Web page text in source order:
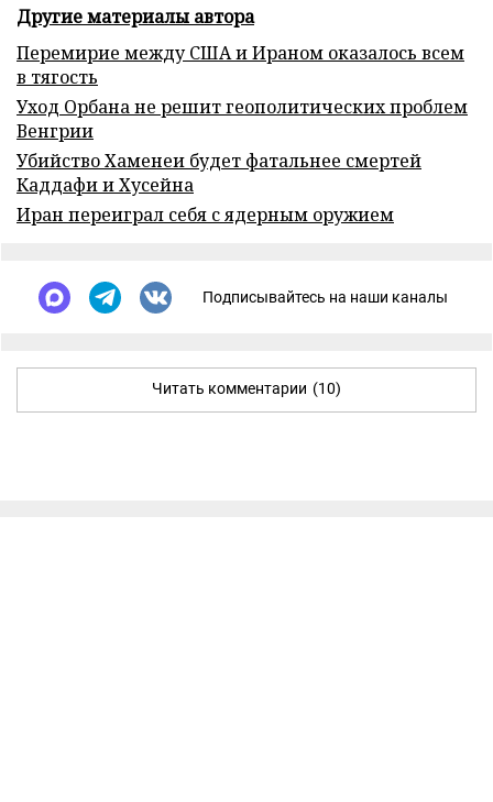
Другие материалы автора
Перемирие между США и Ираном оказалось всем
в тягость
Уход Орбана не решит геополитических проблем
Венгрии
Убийство Хаменеи будет фатальнее смертей
Каддафи и Хусейна
Иран переиграл себя с ядерным оружием
Подписывайтесь на наши каналы
Читать комментарии (10)